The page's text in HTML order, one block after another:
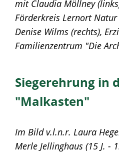
mit Claudia Möllney
Förderkreis Lernort Natur
Denise Wilms (rechts),
Familienzentrum "Die
Siegerehrung in
"Malkasten"
Im Bild v.l.n.r. Laura
Merle Jellinghaus (15 J. -